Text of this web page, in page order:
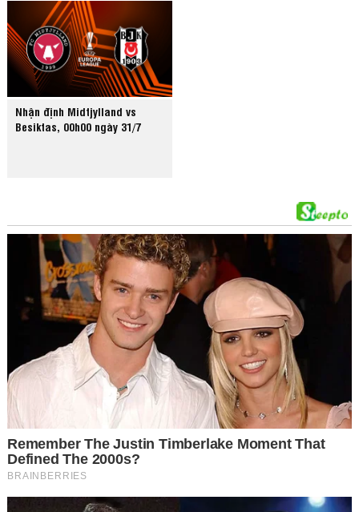
Nhận định Midtjylland vs
Besiktas, 00h00 ngày 31/7